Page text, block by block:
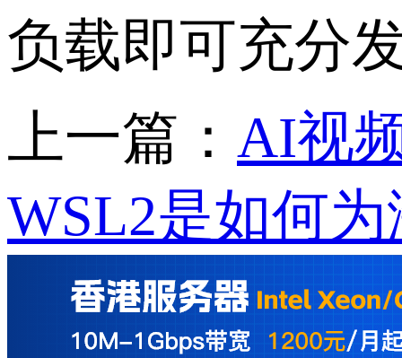
负载即可充分
上一篇： AI视
WSL2是如何